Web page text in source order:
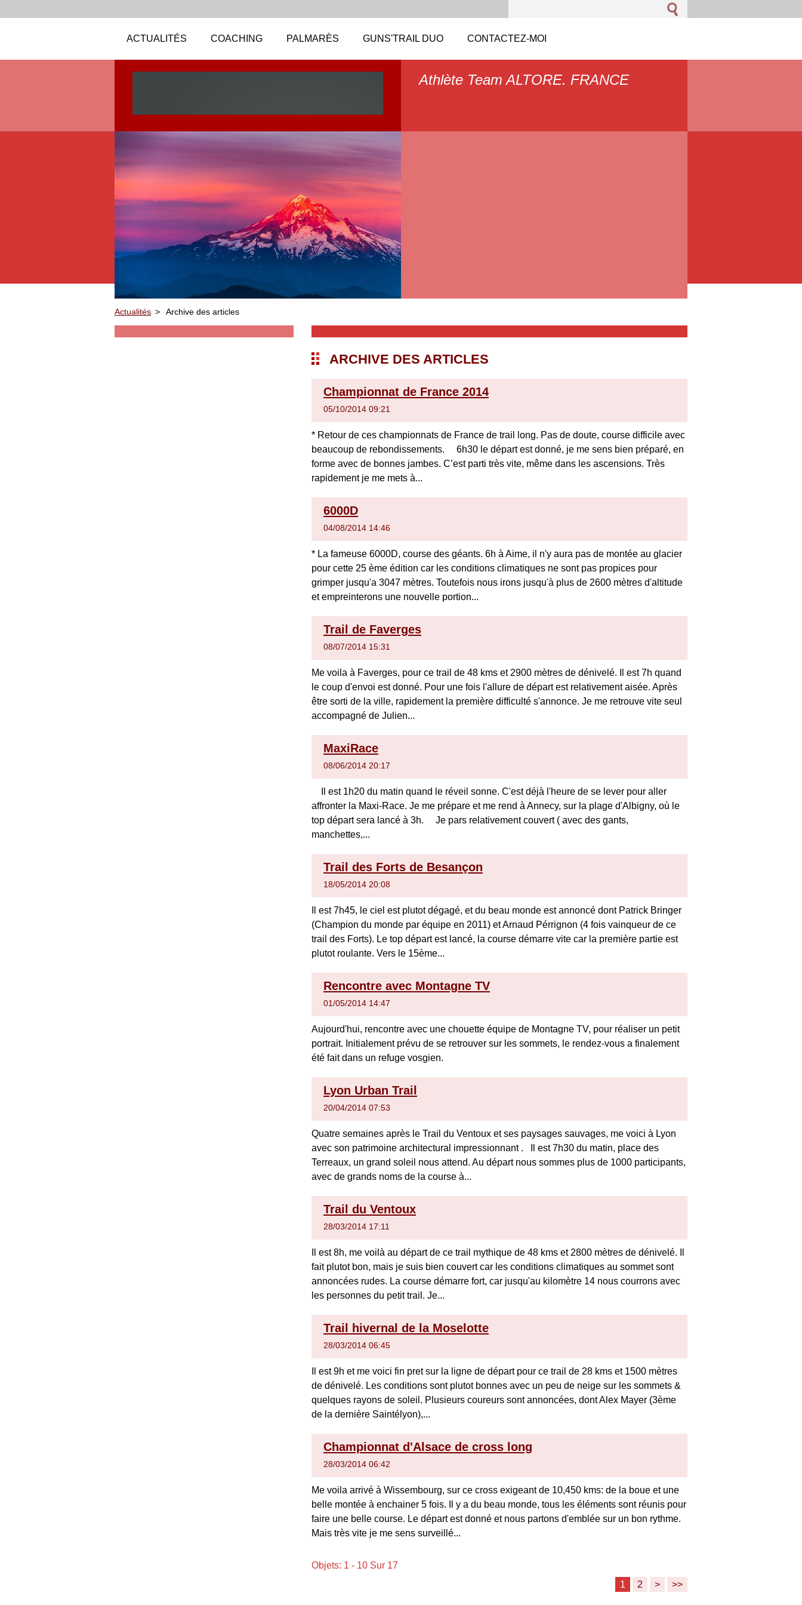
ACTUALITÉS COACHING PALMARÈS GUNS'TRAIL DUO CONTACTEZ-MOI
Athlète Team ALTORE. FRANCE
Actualités > Archive des articles
ARCHIVE DES ARTICLES
Championnat de France 2014
05/10/2014 09:21
* Retour de ces championnats de France de trail long. Pas de doute, course difficile avec
beaucoup de rebondissements. 6h30 le départ est donné, je me sens bien préparé, en
forme avec de bonnes jambes. C’est parti très vite, même dans les ascensions. Très
rapidement je me mets à...
6000D
04/08/2014 14:46
* La fameuse 6000D, course des géants. 6h à Aime, il n'y aura pas de montée au glacier
pour cette 25 ème édition car les conditions climatiques ne sont pas propices pour
grimper jusqu'a 3047 mètres. Toutefois nous irons jusqu'à plus de 2600 mètres d'altitude
et empreinterons une nouvelle portion...
Trail de Faverges
08/07/2014 15:31
Me voila à Faverges, pour ce trail de 48 kms et 2900 mètres de dénivelé. Il est 7h quand
le coup d'envoi est donné. Pour une fois l'allure de départ est relativement aisée. Après
être sorti de la ville, rapidement la première difficulté s'annonce. Je me retrouve vite seul
accompagné de Julien...
MaxiRace
08/06/2014 20:17
Il est 1h20 du matin quand le réveil sonne. C'est déjà l'heure de se lever pour aller
affronter la Maxi-Race. Je me prépare et me rend à Annecy, sur la plage d'Albigny, où le
top départ sera lancé à 3h. Je pars relativement couvert ( avec des gants,
manchettes,...
Trail des Forts de Besançon
18/05/2014 20:08
Il est 7h45, le ciel est plutot dégagé, et du beau monde est annoncé dont Patrick Bringer
(Champion du monde par équipe en 2011) et Arnaud Pérrignon (4 fois vainqueur de ce
trail des Forts). Le top départ est lancé, la course démarre vite car la première partie est
plutot roulante. Vers le 15ème...
Rencontre avec Montagne TV
01/05/2014 14:47
Aujourd'hui, rencontre avec une chouette équipe de Montagne TV, pour réaliser un petit
portrait. Initialement prévu de se retrouver sur les sommets, le rendez-vous a finalement
été fait dans un refuge vosgien.
Lyon Urban Trail
20/04/2014 07:53
Quatre semaines après le Trail du Ventoux et ses paysages sauvages, me voici à Lyon
avec son patrimoine architectural impressionnant . Il est 7h30 du matin, place des
Terreaux, un grand soleil nous attend. Au départ nous sommes plus de 1000 participants,
avec de grands noms de la course à...
Trail du Ventoux
28/03/2014 17:11
Il est 8h, me voilà au départ de ce trail mythique de 48 kms et 2800 mètres de dénivelé. Il
fait plutot bon, mais je suis bien couvert car les conditions climatiques au sommet sont
annoncées rudes. La course démarre fort, car jusqu'au kilomètre 14 nous courrons avec
les personnes du petit trail. Je...
Trail hivernal de la Moselotte
28/03/2014 06:45
Il est 9h et me voici fin pret sur la ligne de départ pour ce trail de 28 kms et 1500 mètres
de dénivelé. Les conditions sont plutot bonnes avec un peu de neige sur les sommets &
quelques rayons de soleil. Plusieurs coureurs sont annoncées, dont Alex Mayer (3ème
de la dernière Saintélyon),...
Championnat d'Alsace de cross long
28/03/2014 06:42
Me voila arrivé à Wissembourg, sur ce cross exigeant de 10,450 kms: de la boue et une
belle montée à enchainer 5 fois. Il y a du beau monde, tous les éléments sont réunis pour
faire une belle course. Le départ est donné et nous partons d'emblée sur un bon rythme.
Mais très vite je me sens surveillé...
Objets: 1 - 10 Sur 17
1
2 > >>